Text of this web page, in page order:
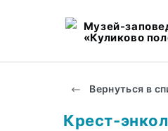
Музей-
«Куликово
Вернуться в
Крест-